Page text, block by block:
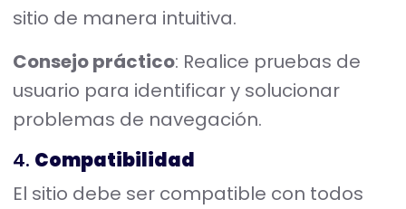
sitio de manera intuitiva.
Consejo práctico: Realice pruebas de
usuario para identificar y solucionar
problemas de navegación.
4. Compatibilidad
El sitio debe ser compatible con todos